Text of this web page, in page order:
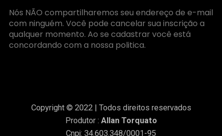
Nós NÃO compartilharemos seu endereço de e-mail
com ninguém. Você pode cancelar sua inscrição a
qualquer momento. Ao se cadastrar você está
concordando com a nossa politica.
Copyright © 2022 | Todos direitos reservados
Produtor : Allan Torquato
Cnpj: 34.603.348/0001-95